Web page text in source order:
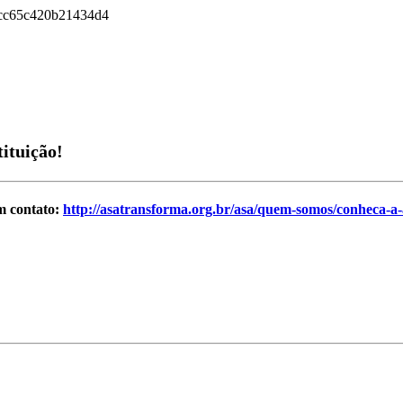
contato: http://asatransforma.org.br/asa/quem-somos/conheca-a-